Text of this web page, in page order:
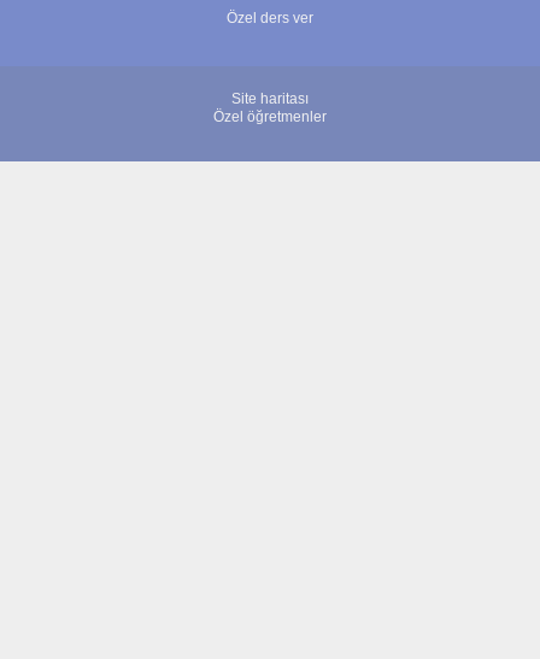
Özel ders ver
Site haritası
Özel öğretmenler